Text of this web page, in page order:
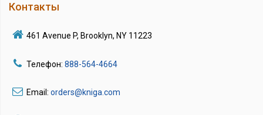
Контакты
461 Avenue P, Brooklyn, NY 11223
Телефон: 888-564-4664
Email: orders@kniga.com